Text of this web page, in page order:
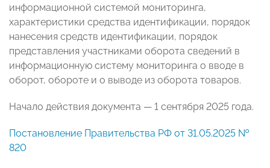
информационной системой мониторинга,
характеристики средства идентификации, порядок
нанесения средств идентификации, порядок
представления участниками оборота сведений в
информационную систему мониторинга о вводе в
оборот, обороте и о выводе из оборота товаров.
Начало действия документа — 1 сентября 2025 года.
Постановление Правительства РФ от 31.05.2025 №
820